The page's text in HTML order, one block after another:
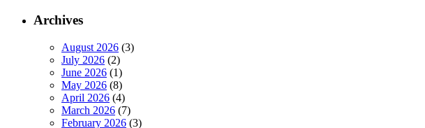
Archives
August 2026 (3)
July 2026 (2)
June 2026 (1)
May 2026 (8)
April 2026 (4)
March 2026 (7)
February 2026 (3)